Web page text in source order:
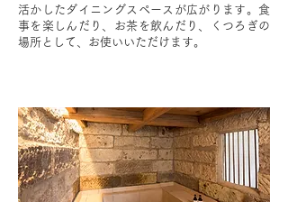
活かしたダイニングスペースが広がります。食
事を楽しんだり、お茶を飲んだり、くつろぎの
場所として、お使いいただけます。